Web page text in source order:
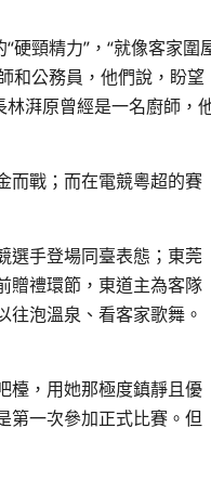
硬頸精力”，“就像客家圍
和公務員，他們說，盼望
林湃原曾經是一名廚師，
而戰；而在電競粵超的賽
選手登場同臺表態；東莞
贈禮環節，東道主為客隊
泡溫泉、看客家歌舞。
檯，用她那極度鎮靜且優
第一次參加正式比賽。但